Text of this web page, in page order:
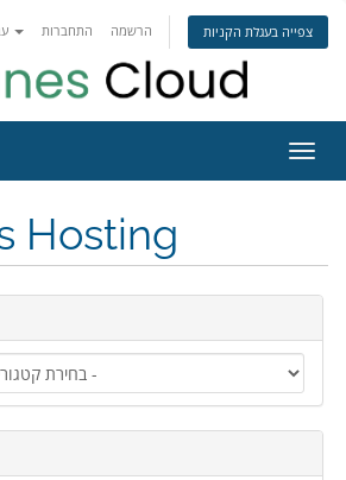
התחברות הרשמה צפייה בעגלת הקניות
ניווט
Hosting